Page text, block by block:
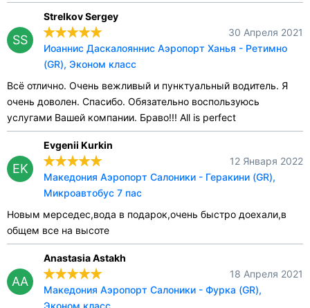
SS
Strelkov Sergey
30 Апреля 2021
Иоаннис Даскалояннис Аэропорт Ханья - Ретимно
(GR), Эконом класс
Всё отлично. Очень вежливый и пунктуальный водитель. Я
очень доволен. Спасибо. Обязательно воспользуюсь
услугами Вашей компании. Браво!!! All is perfect
EK
Evgenii Kurkin
12 Января 2022
Македония Аэропорт Салоники - Геракини (GR),
Микроавтобус 7 пас
Новым мерседес,вода в подарок,очень быстро доехали,в
общем все на высоте
AA
Anastasia Astakh
18 Апреля 2021
Македония Аэропорт Салоники - Фурка (GR),
Эконом класс